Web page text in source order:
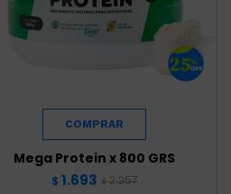
Mega Protein x 800 GRS
$ 1.693 $ 2.257